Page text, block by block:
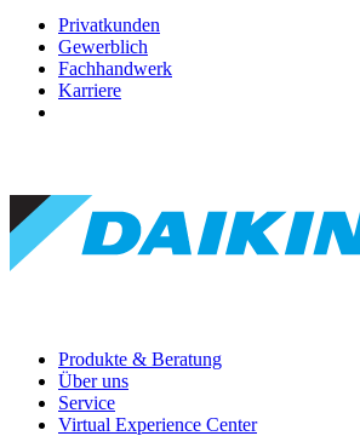
Privatkunden
Gewerblich
Fachhandwerk
Karriere
Produkte & Beratung
Über uns
Service
Virtual Experience Center